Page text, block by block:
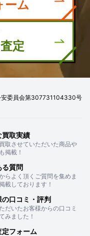
ーム
定
委員会第307731104330号
買取実績
取させていただいた商品や
掲載！
る質問
らよく頂くご質問を集めま
載しております！
の口コミ・評判
だいたお客様からの口コミ
みました！
定フォーム